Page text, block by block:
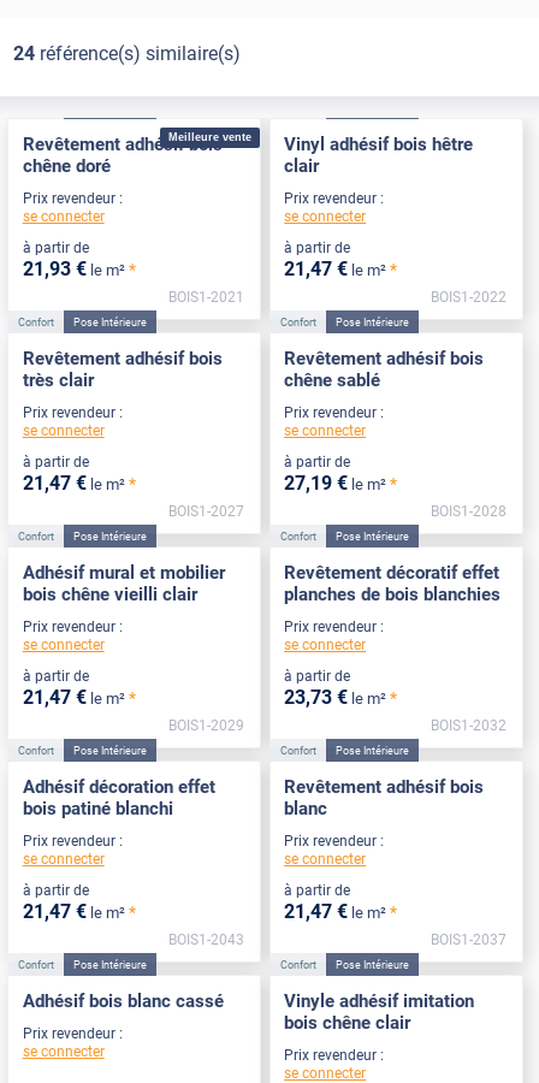
24référence(s) similaire(s)
Meilleure vente
Revêtement adhésif bois
chêne doré
Prix revendeur :
se connecter
à partir de
21,93 € le m² *
BOIS1-2021
Vinyl adhésif bois hêtre
clair
Prix revendeur :
se connecter
à partir de
21,47 € le m² *
BOIS1-2022
Confort Pose Intérieure
Revêtement adhésif bois
très clair
Prix revendeur :
se connecter
à partir de
21,47 € le m² *
BOIS1-2027
Confort Pose Intérieure
Revêtement adhésif bois
chêne sablé
Prix revendeur :
se connecter
à partir de
27,19 € le m² *
BOIS1-2028
Confort Pose Intérieure
Adhésif mural et mobilier
bois chêne vieilli clair
Prix revendeur :
se connecter
à partir de
21,47 € le m² *
BOIS1-2029
Confort Pose Intérieure
Revêtement décoratif effet
planches de bois blanchies
Prix revendeur :
se connecter
à partir de
23,73 € le m² *
BOIS1-2032
Confort Pose Intérieure
Adhésif décoration effet
bois patiné blanchi
Prix revendeur :
se connecter
à partir de
21,47 € le m² *
BOIS1-2043
Confort Pose Intérieure
Revêtement adhésif bois
blanc
Prix revendeur :
se connecter
à partir de
21,47 € le m² *
BOIS1-2037
Confort Pose Intérieure
Adhésif bois blanc cassé
Prix revendeur :
se connecter
Confort Pose Intérieure
Vinyle adhésif imitation
bois chêne clair
Prix revendeur :
se connecter